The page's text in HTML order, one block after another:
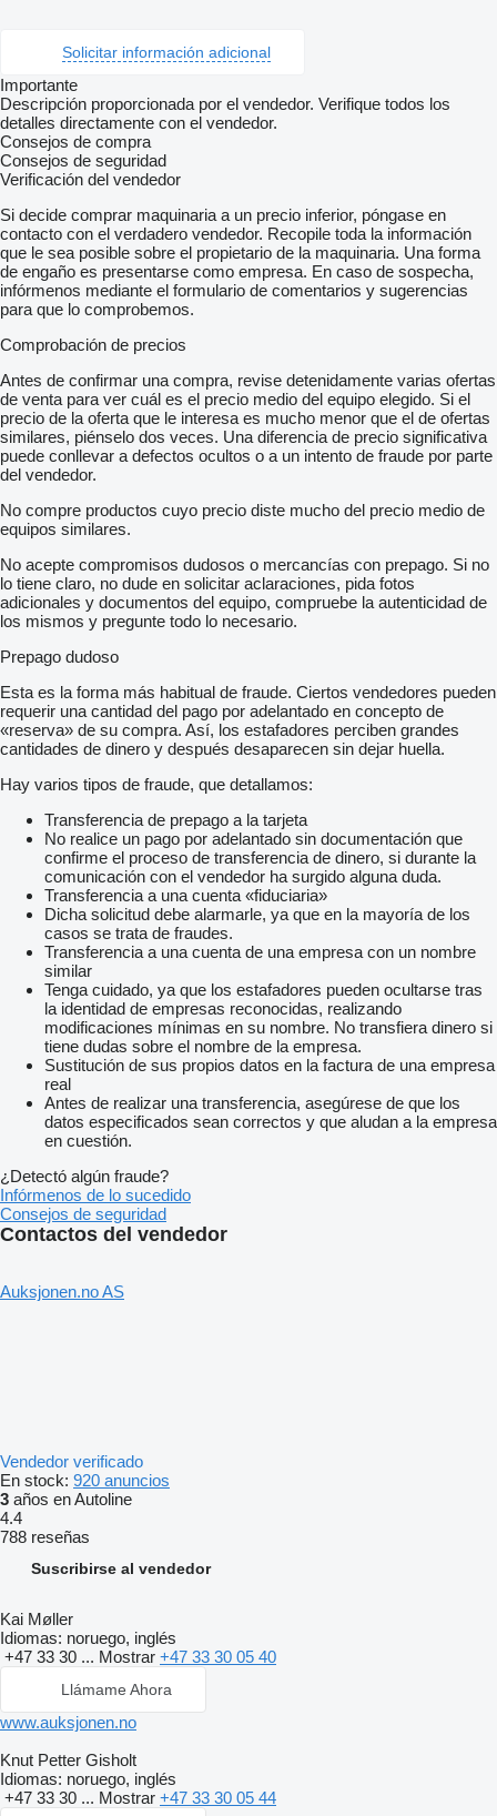
Solicitar información adicional
Importante
Descripción proporcionada por el vendedor. Verifique todos los
detalles directamente con el vendedor.
Consejos de compra
Consejos de seguridad
Verificación del vendedor
Si decide comprar maquinaria a un precio inferior, póngase en
contacto con el verdadero vendedor. Recopile toda la información
que le sea posible sobre el propietario de la maquinaria. Una forma
de engaño es presentarse como empresa. En caso de sospecha,
infórmenos mediante el formulario de comentarios y sugerencias
para que lo comprobemos.
Comprobación de precios
Antes de confirmar una compra, revise detenidamente varias ofertas
de venta para ver cuál es el precio medio del equipo elegido. Si el
precio de la oferta que le interesa es mucho menor que el de ofertas
similares, piénselo dos veces. Una diferencia de precio significativa
puede conllevar a defectos ocultos o a un intento de fraude por parte
del vendedor.
No compre productos cuyo precio diste mucho del precio medio de
equipos similares.
No acepte compromisos dudosos o mercancías con prepago. Si no
lo tiene claro, no dude en solicitar aclaraciones, pida fotos
adicionales y documentos del equipo, compruebe la autenticidad de
los mismos y pregunte todo lo necesario.
Prepago dudoso
Esta es la forma más habitual de fraude. Ciertos vendedores pueden
requerir una cantidad del pago por adelantado en concepto de
«reserva» de su compra. Así, los estafadores perciben grandes
cantidades de dinero y después desaparecen sin dejar huella.
Hay varios tipos de fraude, que detallamos:
Transferencia de prepago a la tarjeta
No realice un pago por adelantado sin documentación que
confirme el proceso de transferencia de dinero, si durante la
comunicación con el vendedor ha surgido alguna duda.
Transferencia a una cuenta «fiduciaria»
Dicha solicitud debe alarmarle, ya que en la mayoría de los
casos se trata de fraudes.
Transferencia a una cuenta de una empresa con un nombre
similar
Tenga cuidado, ya que los estafadores pueden ocultarse tras
la identidad de empresas reconocidas, realizando
modificaciones mínimas en su nombre. No transfiera dinero si
tiene dudas sobre el nombre de la empresa.
Sustitución de sus propios datos en la factura de una empresa
real
Antes de realizar una transferencia, asegúrese de que los
datos especificados sean correctos y que aludan a la empresa
en cuestión.
¿Detectó algún fraude?
Infórmenos de lo sucedido
Consejos de seguridad
Contactos del vendedor
Auksjonen.no AS
Vendedor verificado
En stock: 920 anuncios
3 años en Autoline
4.4
788 reseñas
Suscribirse al vendedor
Kai Møller
Idiomas: noruego, inglés
+47 33 30 ... Mostrar +47 33 30 05 40
Llámame Ahora
www.auksjonen.no
Knut Petter Gisholt
Idiomas: noruego, inglés
+47 33 30 ... Mostrar +47 33 30 05 44